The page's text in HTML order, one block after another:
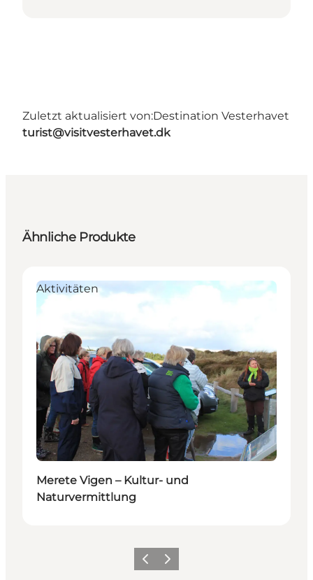
Zuletzt aktualisiert von:Destination Vesterhavet
turist@visitvesterhavet.dk
Ähnliche Produkte
Aktivitäten
Merete Vigen – Kultur- und
Naturvermittlung
ZurückWeiter